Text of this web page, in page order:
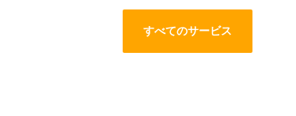
すべてのサービス